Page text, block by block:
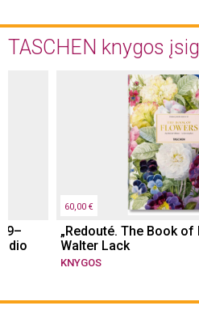
TASCHEN knygos
60,00 €
„Redouté. The Book of
Walter Lack
KNYGOS